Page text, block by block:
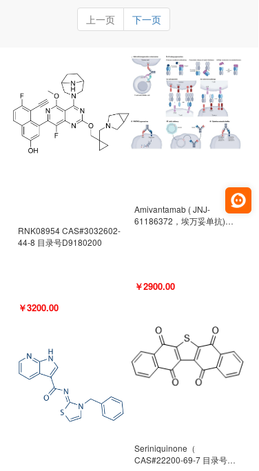
靶点药理机制的金标准化学探
针。
上一页 下一页
RNK08954 CAS#3032602-
44-8 目录号D9180200
￥3200.00
Amivantamab ( JNJ-
61186372，埃万妥单抗)
￥2900.00
Seriniquinone（
CAS#22200-69-7 目录号